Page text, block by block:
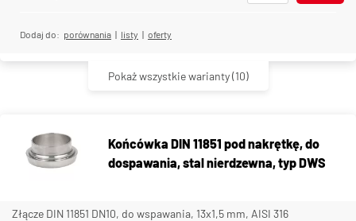
Dodaj do: porównania | listy | oferty
Pokaż wszystkie warianty(10)
Końcówka DIN 11851 pod nakrętkę, do
dospawania, stal nierdzewna, typ DWS
Złącze DIN 11851 DN10, do wspawania, 13x1,5 mm, AISI 316